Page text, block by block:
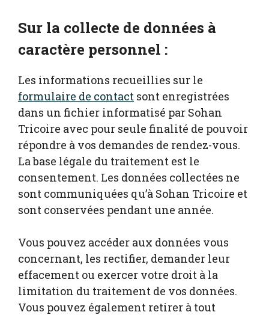
Sur la collecte de données à
caractère personnel :
Les informations recueillies sur le
formulaire de contact sont enregistrées
dans un fichier informatisé par Sohan
Tricoire avec pour seule finalité de pouvoir
répondre à vos demandes de rendez-vous.
La base légale du traitement est le
consentement. Les données collectées ne
sont communiquées qu’à Sohan Tricoire et
sont conservées pendant une année.
Vous pouvez accéder aux données vous
concernant, les rectifier, demander leur
effacement ou exercer votre droit à la
limitation du traitement de vos données.
Vous pouvez également retirer à tout